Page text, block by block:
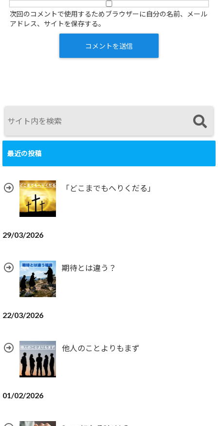
次回のコメントで使用するためブラウザーに自分の名前、メール
アドレス、サイトを保存する。
最近の投稿
「どこまでもへりくだる」
29/03/2026
期待とは違う？
22/03/2026
他人のことよりもまず
01/02/2026